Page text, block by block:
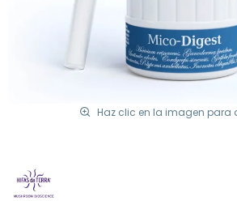
Haz clic en la imagen para